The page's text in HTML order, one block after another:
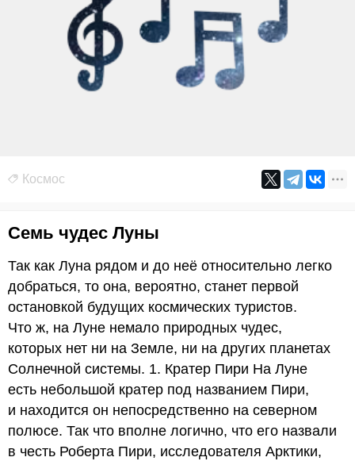
Космос
Семь чудес Луны
Так как Луна рядом и до неё относительно легко
добраться, то она, вероятно, станет первой
остановкой будущих космических туристов.
Что ж, на Луне немало природных чудес,
которых нет ни на Земле, ни на других планетах
Солнечной системы. 1. Кратер Пири На Луне
есть небольшой кратер под названием Пири,
и находится он непосредственно на северном
полюсе. Так что вполне логично, что его назвали
в честь Роберта Пири, исследователя Арктики,